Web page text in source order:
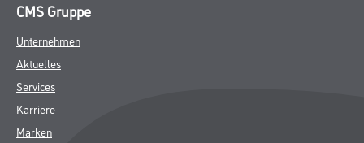
CMS Gruppe
Unternehmen
Aktuelles
Services
Karriere
Marken